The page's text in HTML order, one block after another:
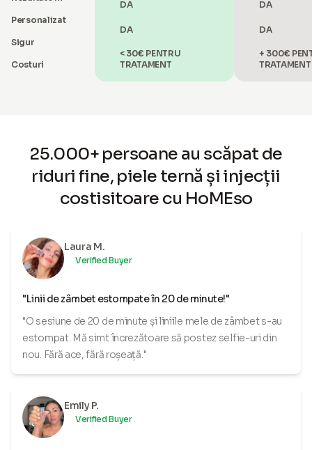
Personalizat
Sigur
Costuri
DA
DA
< 30€ PENTRU
TRATAMENT
DA
DA
+ 300€
TRATAMENT
25.000+ persoane au scăpat de
riduri fine, piele ternă și injecții
costisitoare cu HoMEso
Laura M.
Verified Buyer
"Linii de zâmbet estompate în 20 de minute!"
"O sesiune de 20 de minute și liniile mele de zâmbet s-au
estompat. Mă simt încrezătoare să postez selfie-uri din
nou. Fără ace, fără roșeață."
Emily P.
Verified Buyer